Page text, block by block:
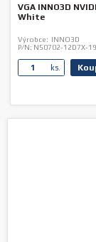
VGA INNO3D
White
Výrobce: INNO3D
P/N: N50702-12D7X-
ks.